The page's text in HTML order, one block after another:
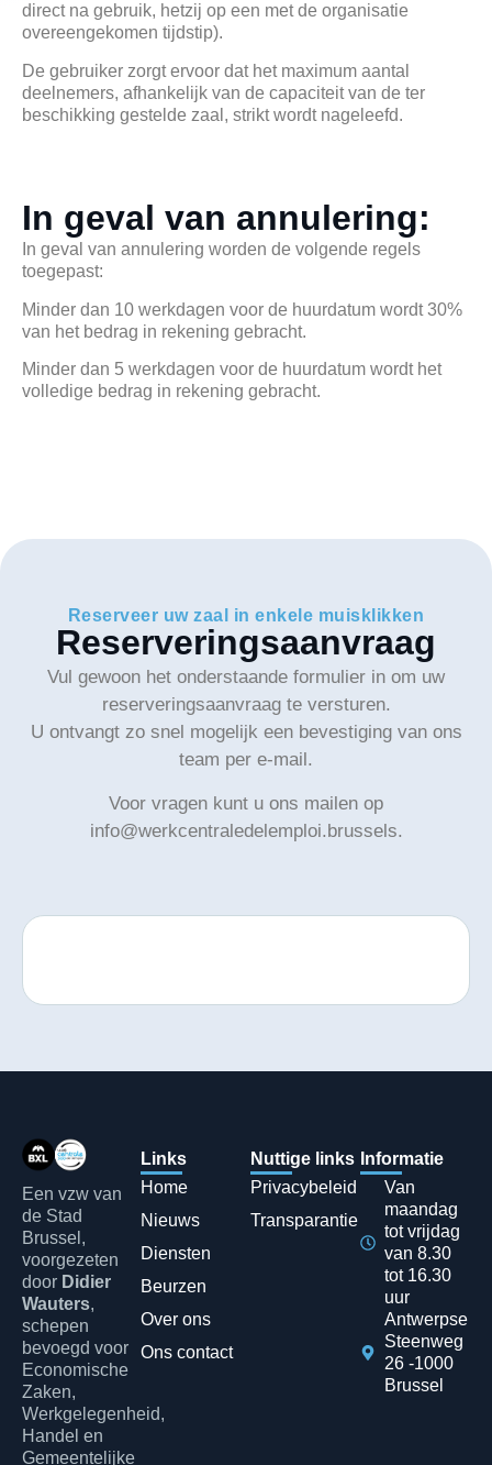
direct na gebruik, hetzij op een met de organisatie
overeengekomen tijdstip).
De gebruiker zorgt ervoor dat het maximum aantal
deelnemers, afhankelijk van de capaciteit van de ter
beschikking gestelde zaal, strikt wordt nageleefd.
In geval van annulering:
In geval van annulering worden de volgende regels
toegepast:
Minder dan 10 werkdagen voor de huurdatum wordt 30%
van het bedrag in rekening gebracht.
Minder dan 5 werkdagen voor de huurdatum wordt het
volledige bedrag in rekening gebracht.
Reserveer uw zaal in enkele muisklikken
Reserveringsaanvraag
Vul gewoon het onderstaande formulier in om uw
reserveringsaanvraag te versturen.
U ontvangt zo snel mogelijk een bevestiging van ons
team per e-mail.
Voor vragen kunt u ons mailen op
info@werkcentraledelemploi.brussels.
Een vzw van
de Stad
Brussel,
voorgezeten
door Didier
Wauters,
schepen
bevoegd voor
Economische
Zaken,
Werkgelegenheid,
Handel en
Gemeentelijke
Links
Home
Nieuws
Diensten
Beurzen
Over ons
Ons contact
Nuttige links
Privacybeleid
Transparantie
Informatie
Van
maandag
tot vrijdag
van 8.30
tot 16.30
uur
Antwerpse
Steenweg
26 -1000
Brussel